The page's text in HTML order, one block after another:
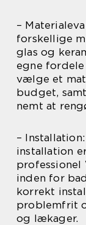
–
forskellige
glas og
egne
vælge et
budget,
nemt at
–
installation
professionel
inden for
korrekt
problemfrit
og lækager.